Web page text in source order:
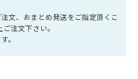
文、おまとめ発送をご指定頂くこ
注文下さい。
。